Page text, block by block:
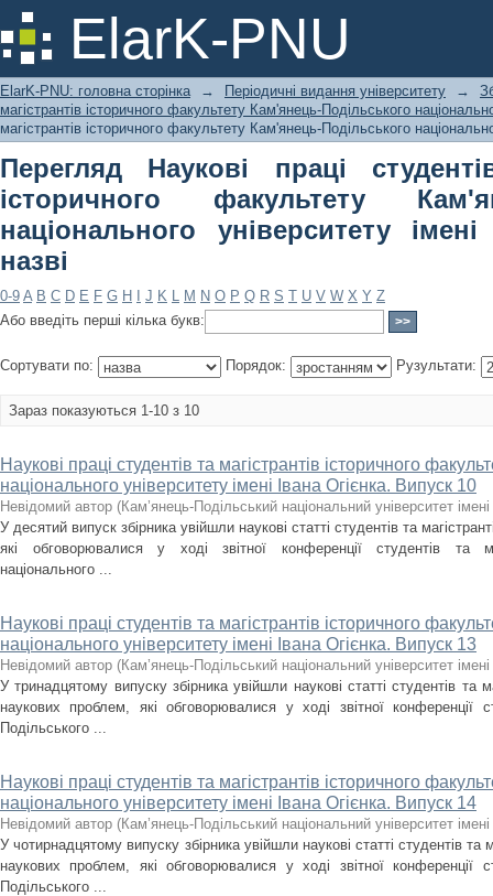
ElarK-PNU
Перегляд Наукові праці
Кам'янець-Подільського
назві
ElarK-PNU: головна сторінка → Періодичні видання університету →
магістрантів історичного факультету Кам'янець-Подільського
магістрантів історичного факультету Кам'янець-Подільського
Перегляд Наукові праці
історичного факультету
національного університету
назві
0-9 A B C D E F G H J K L M N O P Q R S T U V W X Y Z
Або введіть перші кілька букв:
Сортувати по: Порядок: Рузультати:
Зараз показуються 1-10 з 10
Наукові праці студентів та магістрантів історичного
національного університету імені Івана Огієнка. Випуск 10
Невідомий автор (Кам’янець-Подільський національний університет
У десятий випуск збірника увійшли наукові статті студентів та
які обговорювалися у ході звітної конференції студентів та
національного ...
Наукові праці студентів та магістрантів історичного
національного університету імені Івана Огієнка. Випуск 13
Невідомий автор (Кам’янець-Подільський національний університет
У тринадцятому випуску збірника увійшли наукові статті студентів та
наукових проблем, які обговорювалися у ході звітної конференції
Подільського ...
Наукові праці студентів та магістрантів історичного
національного університету імені Івана Огієнка. Випуск 14
Невідомий автор (Кам’янець-Подільський національний університет
У чотирнадцятому випуску збірника увійшли наукові статті студентів та
наукових проблем, які обговорювалися у ході звітної конференції
Подільського ...